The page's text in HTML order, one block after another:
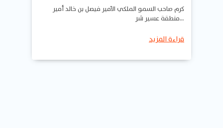
كرم صاحب السمو الملكي الأمير فيصل بن خالد أمير
منطقة عسير شر…
قراءة المزيد